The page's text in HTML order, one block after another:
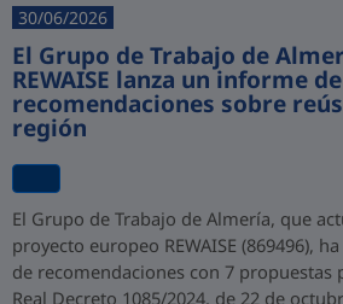
30/06/2026
El Grupo de Trabajo de
REWAISE lanza un informe de
recomendaciones sobre
región
El Grupo de Trabajo de Almería, que
proyecto europeo REWAISE (869496),
de recomendaciones con 7 propuestas
Real Decreto 1085/2024, de 22 de